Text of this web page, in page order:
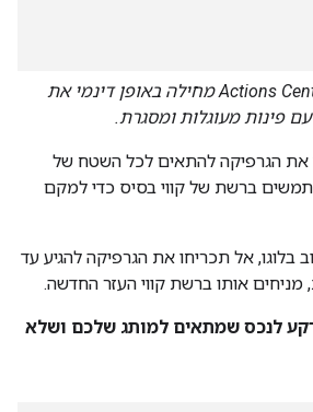
מערכת Actions Center מחילה באופן דינמי את
פינות מעוגלות ומסגרת.
את הגרפיקה להתאים לכל השטח של
ברשת של קווי בסיס כדי למקם
בלוגו, אל תכריחו את הגרפיקה להגיע עד
אותו ברשת קווי העזר החדשה.
לנכס שמתאים למותג שלכם ושלא